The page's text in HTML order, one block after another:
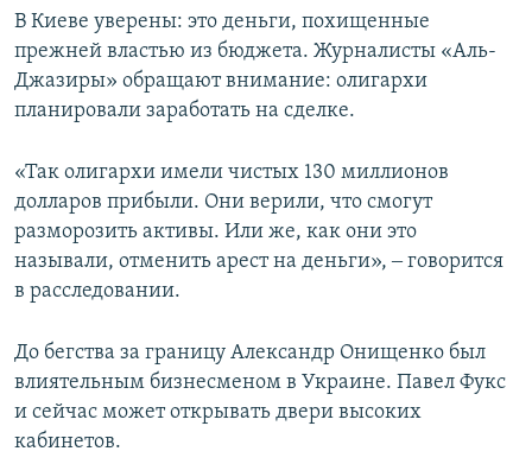
В Киеве уверены: это деньги, похищенные
прежней властью из бюджета. Журналисты «Аль-
Джазиры» обращают внимание: олигархи
планировали заработать на сделке.
«Так олигархи имели чистых 130 миллионов
долларов прибыли. Они верили, что смогут
разморозить активы. Или же, как они это
называли, отменить арест на деньги», ‒ говорится
в расследовании.
До бегства за границу Александр Онищенко был
влиятельным бизнесменом в Украине. Павел Фукс
и сейчас может открывать двери высоких
кабинетов.